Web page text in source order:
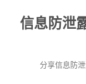
信息防泄
分享信息防